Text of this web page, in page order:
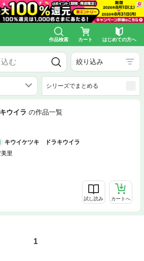
作品検索 カート はじめての方へ
絞り込み
シリーズでまとめる
ウイラ の作品一覧
キウイケツキ ドラキウイラ
美里
試し読み カートへ
1